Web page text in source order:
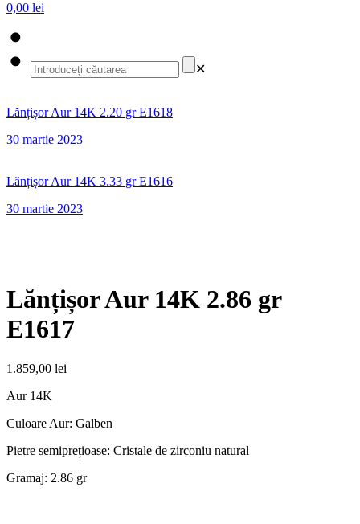
0,00 lei
✕
Lănțișor Aur 14K 2.20 gr E1618
30 martie 2023
Lănțișor Aur 14K 3.33 gr E1616
30 martie 2023
Lănțișor Aur 14K 2.86 gr
E1617
1.859,00 lei
Aur 14K
Culoare Aur: Galben
Pietre semiprețioase: Cristale de zirconiu natural
Gramaj: 2.86 gr